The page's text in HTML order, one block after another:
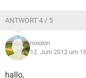
ANTWORT 4 / 5
noxxon
12. Juni 2012 um
hallo,